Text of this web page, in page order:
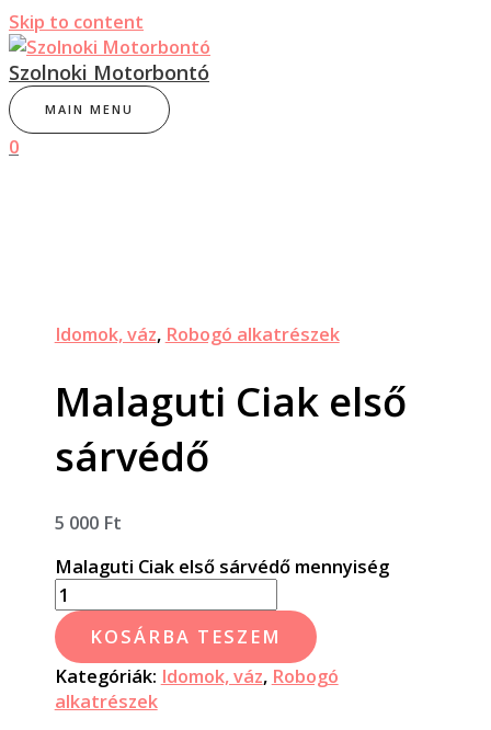
Skip to content
Szolnoki Motorbontó
MAIN MENU
0
Idomok, váz, Robogó alkatrészek
Malaguti Ciak első
sárvédő
5 000 Ft
Malaguti Ciak első sárvédő mennyiség
KOSÁRBA TESZEM
Kategóriák: Idomok, váz, Robogó
alkatrészek